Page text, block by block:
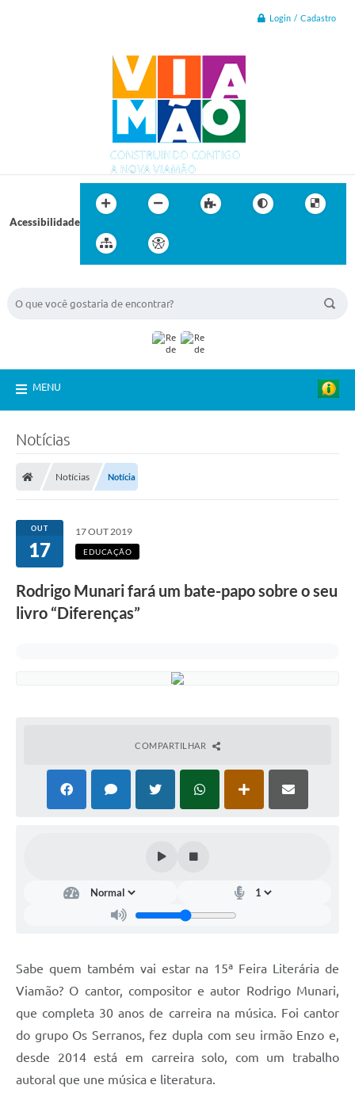
Login / Cadastro
Acessibilidade
MENU
Notícias
Notícias Notícia
OUT
17
17 OUT 2019
EDUCAÇÃO
Rodrigo Munari fará um bate-papo sobre o seu
livro “Diferenças”
COMPARTILHAR
Sabe quem também vai estar na 15ª Feira Literária de
Viamão? O cantor, compositor e autor Rodrigo Munari,
que completa 30 anos de carreira na música. Foi cantor
do grupo Os Serranos, fez dupla com seu irmão Enzo e,
desde 2014 está em carreira solo, com um trabalho
autoral que une música e literatura.